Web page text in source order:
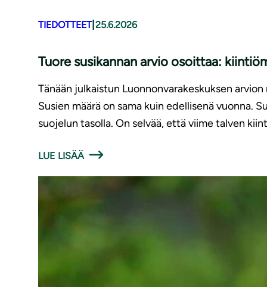
TIEDOTTEET| 25.6.2026
Tuore susikannan arvio osoittaa:
Tänään julkaistun Luonnonvarakeskuksen
Susien määrä on sama kuin edellisenä vuonna.
suojelun tasolla. On selvää, että viime talven
LUE LISÄÄ